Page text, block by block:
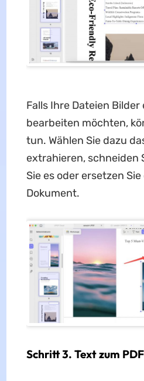
Falls Ihre Dateien
bearbeiten möchten,
tun. Wählen Sie dazu
extrahieren, schneiden
Sie es oder ersetzen
Dokument.
Schritt 3. Text zum